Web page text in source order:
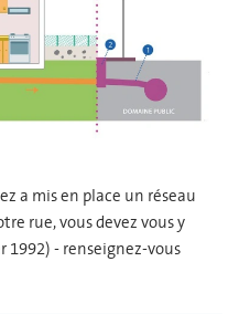
a mis en place un réseau
rue, vous devez vous y
1992) - renseignez-vous